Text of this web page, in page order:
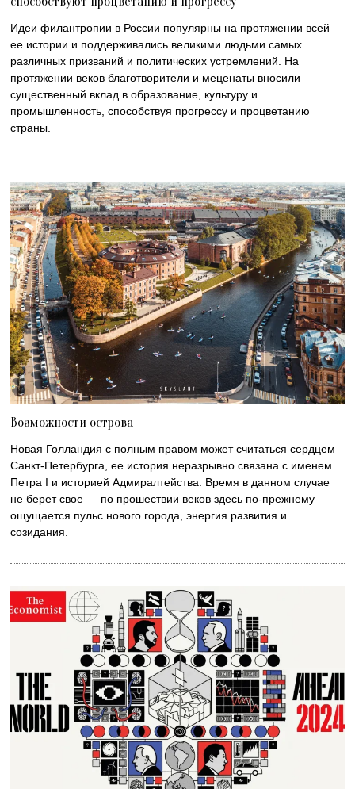
Идеи филантропии в России популярны на протяжении всей
ее истории и поддерживались великими людьми самых
различных призваний и политических устремлений. На
протяжении веков благотворители и меценаты вносили
существенный вклад в образование, культуру и
промышленность, способствуя прогрессу и процветанию
страны.
Возможности острова
Новая Голландия с полным правом может считаться сердцем
Санкт-Петербурга, ее история неразрывно связана с именем
Петра I и историей Адмиралтейства. Время в данном случае
не берет свое — по прошествии веков здесь по-прежнему
ощущается пульс нового города, энергия развития и
созидания.